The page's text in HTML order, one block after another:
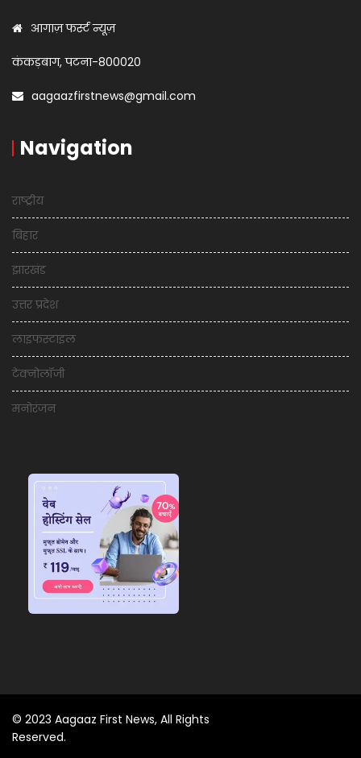
आगाज़ फर्स्ट न्यूज़
कंकड़बाग, पटना-800020
aagaazfirstnews@gmail.com
Navigation
राष्ट्रीय
बिहार
झारखंड
उत्तर प्रदेश
लाइफस्टाइल
टेक्नोलॉजी
मनोरंजन
© 2023 Aagaaz First News, All Rights
Reserved.